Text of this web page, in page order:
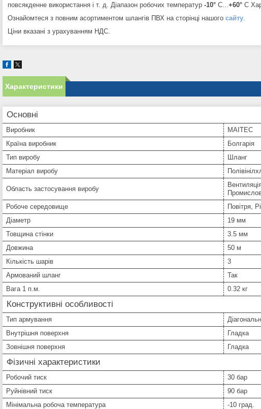
повсякденне використання і т. д. Діапазон робочих температур -10° C... +60° C
Ознайомтеся з повним асортиментом шлангів ПВХ на сторінці нашого сайту
Ціни вказані з урахуванням НДС.
Характеристики
Основні
Виробник
MAITEC
Країна виробник
Болгарія
Тип виробу
Шланг
Матеріал виробу
Область застосування виробу
Робоче середовище
Повітря,
Діаметр
19 мм
Товщина стінки
3.5 мм
Довжина
50 м
Кількість шарів
3
Армований шланг
Так
Вага 1 п.м.
0.32 кг
Конструктивні особливості
Тип армування
Внутрішня поверхня
Гладка
Зовнішня поверхня
Гладка
Фізичні характеристики
Робочий тиск
30 бар
Руйнівний тиск
90 бар
Мінімальна робоча температура
-10 град.